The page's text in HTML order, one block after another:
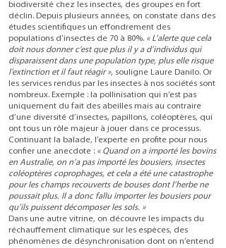
biodiversité chez les insectes, des groupes en fort
déclin. Depuis plusieurs années, on constate dans des
études scientifiques un effondrement des
populations d’insectes de 70 à 80%. « L’alerte que cela
doit nous donner c’est que plus il y a d’individus qui
disparaissent dans une population type, plus elle risque
l’extinction et il faut réagir », souligne Laure Danilo. Or
les services rendus par les insectes à nos sociétés sont
nombreux. Exemple : la pollinisation qui n’est pas
uniquement du fait des abeilles mais au contraire
d’une diversité d’insectes, papillons, coléoptères, qui
ont tous un rôle majeur à jouer dans ce processus.
Continuant la balade, l’experte en profite pour nous
confier une anecdote : « Quand on a importé les bovins
en Australie, on n’a pas importé les bousiers, insectes
coléoptères coprophages, et cela a été une catastrophe
pour les champs recouverts de bouses dont l’herbe ne
poussait plus. Il a donc fallu importer les bousiers pour
qu’ils puissent décomposer les sols. »
Dans une autre vitrine, on découvre les impacts du
réchauffement climatique sur les espèces, des
phénomènes de désynchronisation dont on n’entend